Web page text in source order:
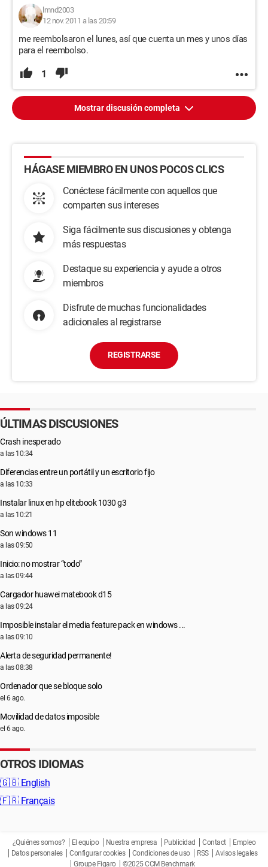
lmnd2003
12 nov. 2011 a las 20:59
me reembolsaron el lunes, así que cuenta un mes y unos días
para el reembolso.
1
Mostrar discusión completa
HÁGASE MIEMBRO EN UNOS POCOS CLICS
Conéctese fácilmente con aquellos que
comparten sus intereses
Siga fácilmente sus discusiones y obtenga
más respuestas
Destaque su experiencia y ayude a otros
miembros
Disfrute de muchas funcionalidades
adicionales al registrarse
REGISTRARSE
ÚLTIMAS DISCUSIONES
Crash inesperado
a las 10:34
Diferencias entre un portátil y un escritorio fijo
a las 10:33
Instalar linux en hp elitebook 1030 g3
a las 10:21
Son windows 11
a las 09:50
Inicio: no mostrar “todo”
a las 09:44
Cargador huawei matebook d15
a las 09:24
Imposible instalar el media feature pack en windows ...
a las 09:10
Alerta de seguridad permanente!
a las 08:38
Ordenador que se bloque solo
el 6 ago.
Movilidad de datos imposible
el 6 ago.
OTROS IDIOMAS
🇬🇧 English
🇫🇷 Français
¿Quiénes somos? El equipo Nuestra empresa Publicidad Contact
Empleo
Datos personales
Configurar cookies Condiciones de uso RSS
Avisos legales
Groupe Figaro
©2025 CCM Benchmark